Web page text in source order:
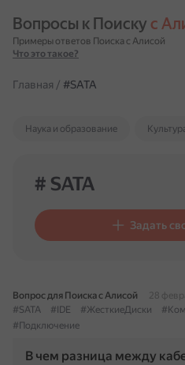
Вопросы к Поиску с
Примеры ответов Поиска с Алисой
Что это такое?
Главная / #SATA
Наука и образование
# SATA
Задать
Вопрос для Поиска с Алисой
28
#SATA
#IDE #ЖесткиеДиски
#Подключение
В чем разница между